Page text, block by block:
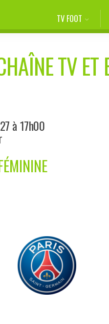
TV FOOT
TV ET
à 17h00